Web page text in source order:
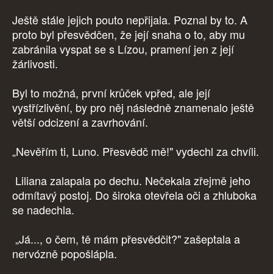
Ještě stále jejich pouto nepřijala. Poznal by to. A
proto byl přesvědčen, že její snaha o to, aby mu
zabránila vyspat se s Lízou, pramení jen z její
žárlivosti.
Byl to možná, první krůček vpřed, ale její
vystřízlivění, by pro něj následně znamenalo ještě
větší odcizení a zavrhování.
„Nevěřím ti, Luno. Přesvědč mě!" vydechl za chvíli.
Liliana zalapala po dechu. Nečekala zřejmě jeho
odmítavý postoj. Do široka otevřela oči a zhluboka
se nadechla.
„Já..., o čem, tě mám přesvědčit?" zašeptala a
nervózně popošlápla.